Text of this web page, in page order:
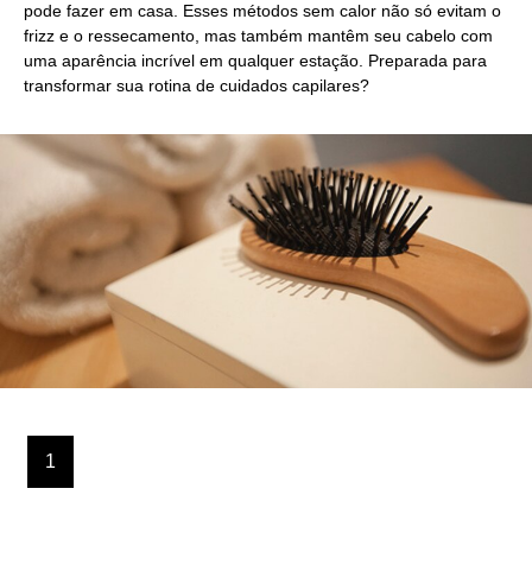
pode fazer em casa. Esses métodos sem calor não só evitam o
frizz e o ressecamento, mas também mantêm seu cabelo com
uma aparência incrível em qualquer estação. Preparada para
transformar sua rotina de cuidados capilares?
1